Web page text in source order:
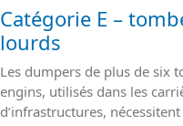
Catégorie E –
lourds
Les dumpers de plus de six
engins, utilisés dans les
d’infrastructures,